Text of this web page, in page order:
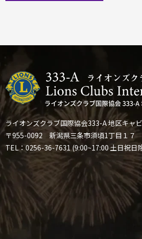
ライオンズクラブ国際協会333-A 地区キャ
〒955-0092 新潟県三条市須頃1丁目１７
TEL：0256-36-7631 (9:00~17:00 土日祝日